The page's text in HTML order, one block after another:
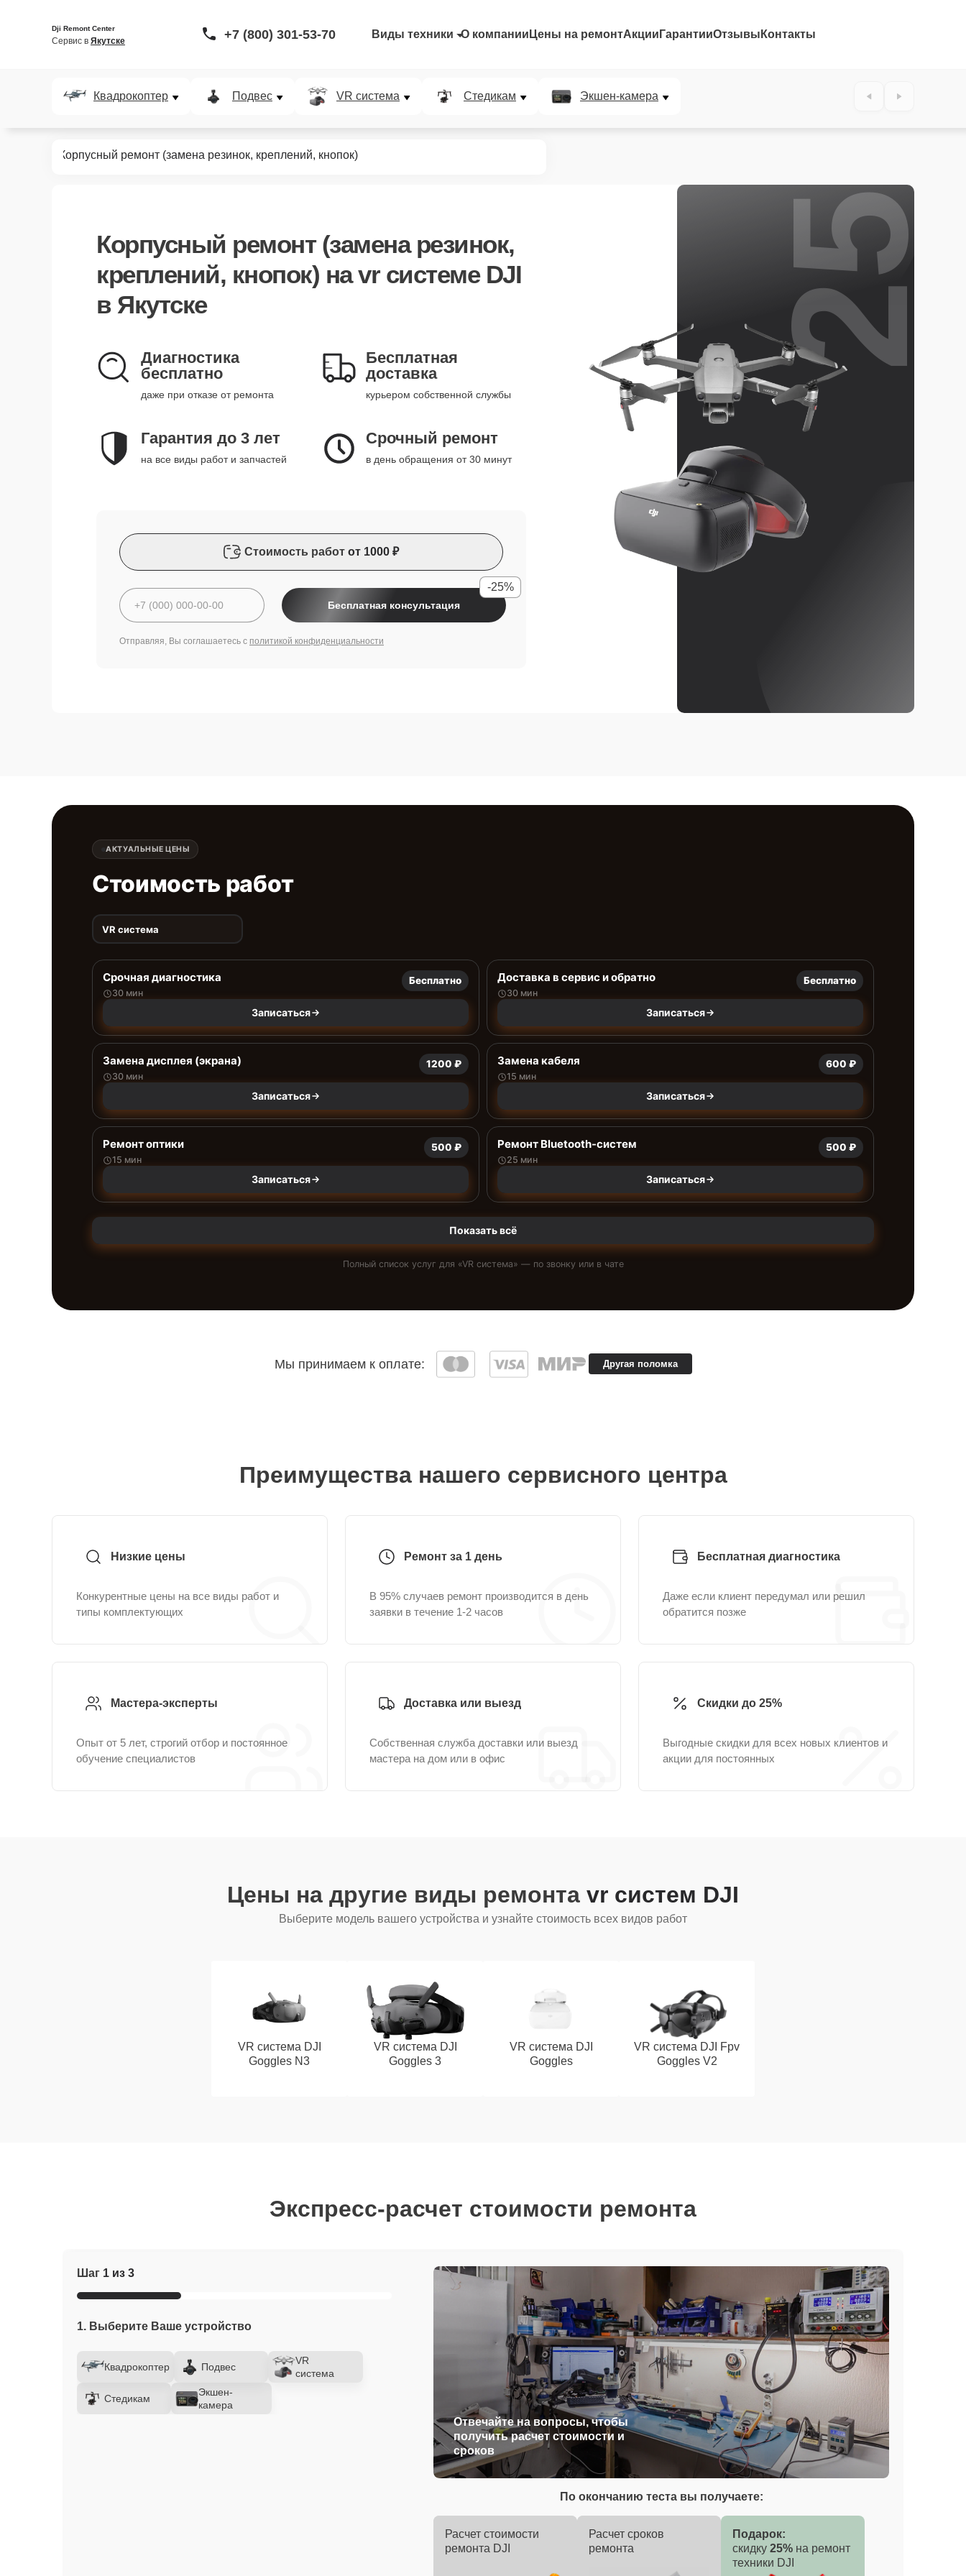
Dji Remont Center
Сервис в Якутске +7 (800) 301-53-70 Виды техники О компании Цены на ремонтАкции ГарантииОтзывы Контакты
Квадрокоптер Подвес VR система Стедикам Экшен-камера
Корпусный ремонт (замена резинок, креплений, кнопок)
Корпусный ремонт (замена резинок,
креплений, кнопок) на vr системе DJI
в Якутске
Диагностика
бесплатно
даже при отказе от ремонта
Бесплатная
доставка
курьером собственной службы
Гарантия до 3 лет
на все виды работ и запчастей
Срочный ремонт
в день обращения от 30 минут
Стоимость работ от 1000 ₽
Бесплатная консультация
-25%
Отправляя, Вы соглашаетесь с политикой конфиденциальности
25%
АКТУАЛЬНЫЕ ЦЕНЫ
Стоимость работ
VR система
Срочная диагностика
30 мин
Бесплатно
Записаться
Доставка в сервис и обратно
30 мин
Бесплатно
Записаться
Замена дисплея (экрана)
30 мин
1200 ₽
Записаться
Замена кабеля
15 мин
600 ₽
Записаться
Ремонт оптики
15 мин
500 ₽
Записаться
Ремонт Bluetooth-систем
25 мин
500 ₽
Записаться
Показать всё
Полный список услуг для «VR система» — по звонку или в чате
Мы принимаем к оплате: Другая поломка
Преимущества нашего сервисного центра
Низкие цены
Конкурентные цены на все виды работ и
типы комплектующих
Ремонт за 1 день
В 95% случаев ремонт производится в день
заявки в течение 1-2 часов
Бесплатная диагностика
Даже если клиент передумал или решил
обратится позже
Мастера-эксперты
Опыт от 5 лет, строгий отбор и постоянное
обучение специалистов
Доставка или выезд
Собственная служба доставки или выезд
мастера на дом или в офис
Скидки до 25%
Выгодные скидки для всех новых клиентов и
акции для постоянных
Цены на другие виды ремонта vr систем DJI
Выберите модель вашего устройства и узнайте стоимость всех видов работ
VR система DJI
Goggles N3
VR система DJI
Goggles 3
VR система DJI
Goggles
VR система DJI Fpv
Goggles V2
Экспресс-расчет стоимости ремонта
Шаг 1 из 3
1. Выберите Ваше устройство
Квадрокоптер Подвес
VR
система
Стедикам
Экшен-
камера
Отвечайте на вопросы, чтобы
получить расчет стоимости и
сроков
По окончанию теста вы получаете:
Расчет стоимости
ремонта DJI
Расчет сроков
ремонта
Подарок:
скидку 25% на ремонт
техники DJI